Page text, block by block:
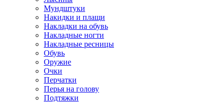
Мундштуки
Накидки и плащи
Накладки на обувь
Накладные ногти
Накладные ресницы
Обувь
Оружие
Очки
Перчатки
Перья на голову
Подтяжки